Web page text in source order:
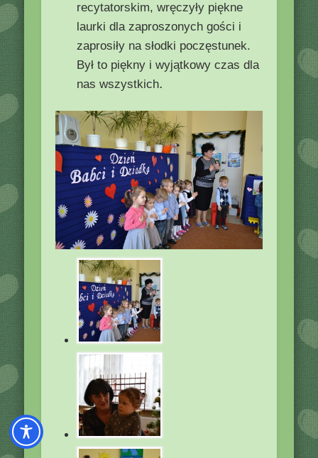
recytatorskim, wręczyły piękne
laurki dla zaproszonych gości i
zaprosiły na słodki poczęstunek.
Był to piękny i wyjątkowy czas dla
nas wszystkich.